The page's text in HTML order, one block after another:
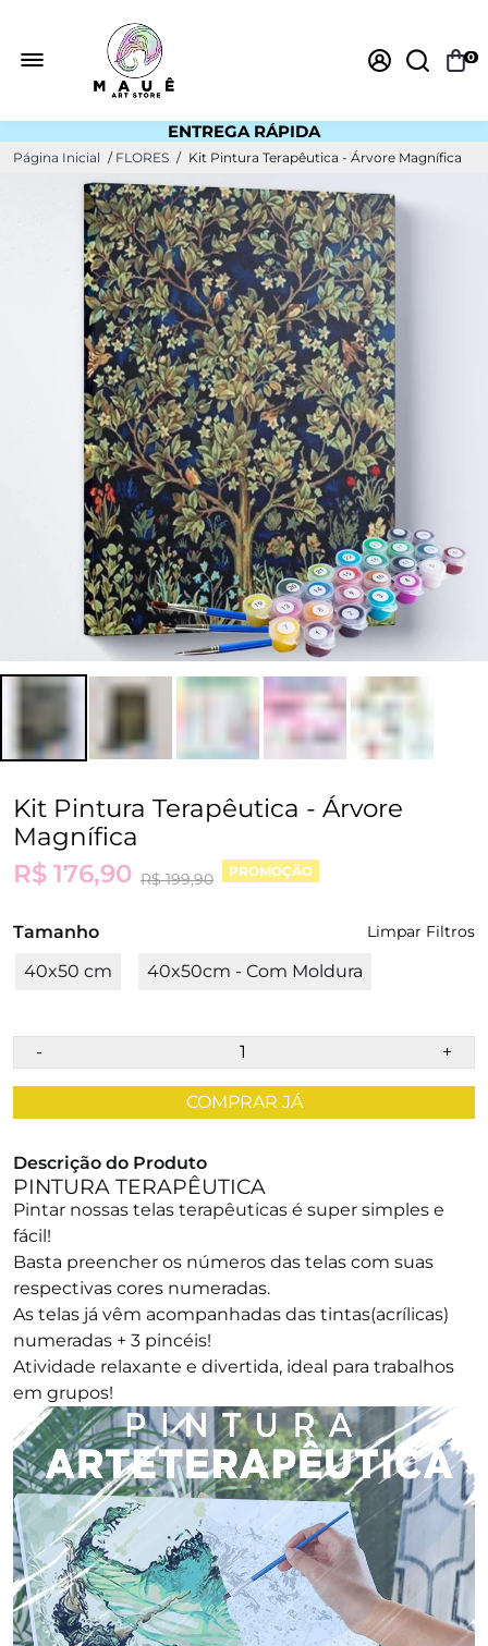
0
ENTREGA RÁPIDA
ESTOQUE NO BRASIL
Página Inicial / FLORES / Kit Pintura Terapêutica - Árvore Magnífica
Kit Pintura Terapêutica - Árvore
Magnífica
R$ 176,90 R$ 199,90 PROMOÇÃO
Tamanho Limpar Filtros
40x50 cm 40x50cm - Com Moldura
- +
COMPRAR JÁ
Descrição do Produto
PINTURA TERAPÊUTICA
Pintar nossas telas terapêuticas é super simples e
fácil!
Basta preencher os números das telas com suas
respectivas cores numeradas.
As telas já vêm acompanhadas das tintas(acrílicas)
numeradas + 3 pincéis!
Atividade relaxante e divertida, ideal para trabalhos
em grupos!